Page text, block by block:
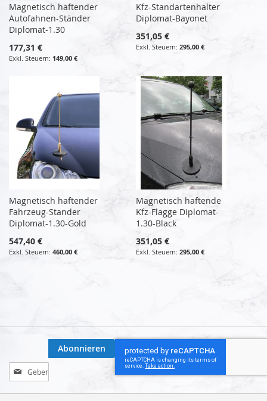
Magnetisch haftender
Autofahnen-Ständer
Diplomat-1.30
177,31 €
149,00 €
Kfz-Standartenhalter
Diplomat-Bayonet
351,05 €
295,00 €
Magnetisch haftender
Fahrzeug-Stander
Diplomat-1.30-Gold
547,40 €
460,00 €
Magnetisch haftende
Kfz-Flagge Diplomat-
1.30-Black
351,05 €
295,00 €
Melden
Sie
sich
Abonnieren